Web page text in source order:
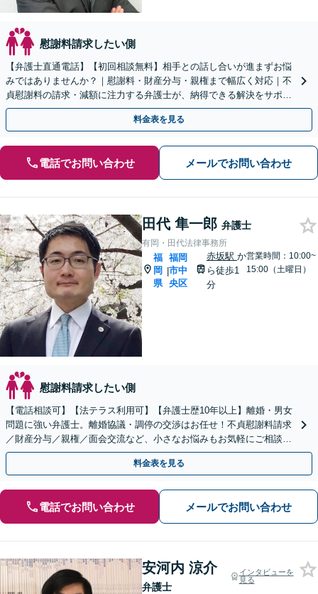
慰謝料請求したい側
【弁護士直通電話】【初回相談無料】相手との話し合いが進まずお悩
みではありませんか？｜慰謝料・財産分与・親権まで幅広く対応｜不
貞慰謝料の請求・減額に注力する弁護士が、納得できる解決をサポー
トします。【休日・夜間・WEB相談対応】【完全個室】
料金表を見る
電話でお問い合わせ メールでお問い合わせ
田代 隼一郎 弁護士
有岡・田代法律事務所
福
岡
県
|
福岡
市中
央区
赤坂駅 か
ら徒歩1
分
営業時間：10:00~
15:00（土曜日）
慰謝料請求したい側
【電話相談可】【法テラス利用可】【弁護士歴10年以上】離婚・男女
問題に強い弁護士。離婚協議・調停の交渉はお任せ！不貞慰謝料請求
／財産分与／親権／面会交流など、小さなお悩みもお気軽にご相談く
ださい【夜間・休日面談可】【完全個室】【赤坂駅1分】
料金表を見る
電話でお問い合わせ メールでお問い合わせ
安河内 涼介
弁護士
インタビューを
見る